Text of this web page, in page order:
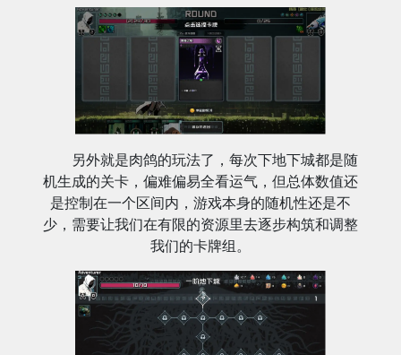
另外就是肉鸽的玩法了，每次下地下城都是随
机生成的关卡，偏难偏易全看运气，但总体数值还
是控制在一个区间内，游戏本身的随机性还是不
少，需要让我们在有限的资源里去逐步构筑和调整
我们的卡牌组。